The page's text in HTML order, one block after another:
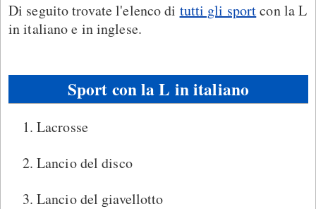
Di seguito trovate l'elenco di tutti gli sportcon la L
in italiano e in inglese.
Sport con la L in italiano
Lacrosse
Lancio del disco
Lancio del giavellotto